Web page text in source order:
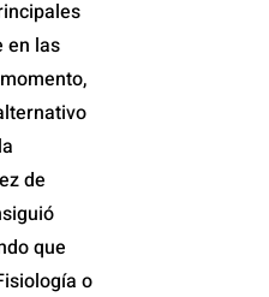
en las
de
que
o